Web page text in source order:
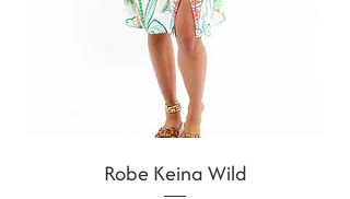
Robe Keina Wild